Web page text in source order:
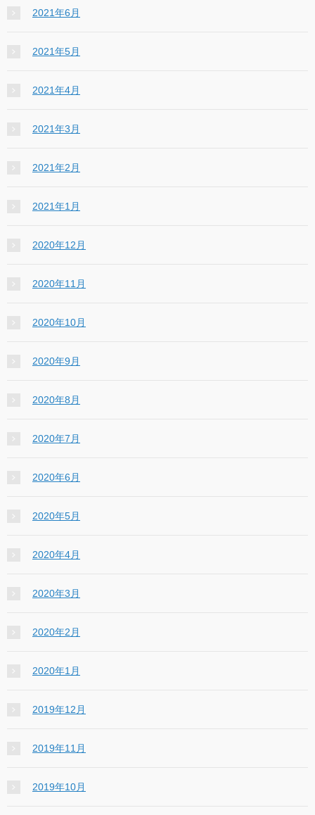
2021年6月
2021年5月
2021年4月
2021年3月
2021年2月
2021年1月
2020年12月
2020年11月
2020年10月
2020年9月
2020年8月
2020年7月
2020年6月
2020年5月
2020年4月
2020年3月
2020年2月
2020年1月
2019年12月
2019年11月
2019年10月